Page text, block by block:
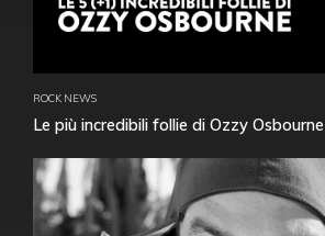
ROCK NEWS
Le più incredibili follie di Ozzy Osbourne